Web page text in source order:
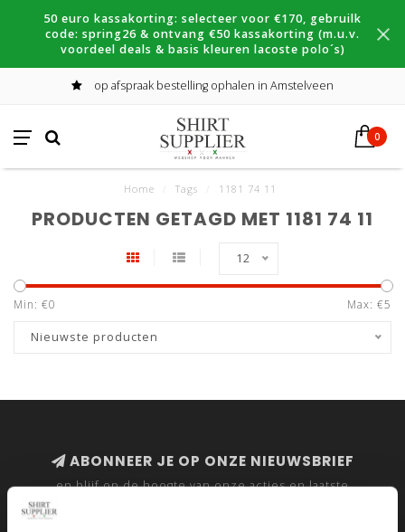
50 euro kassakorting: selecteer voor €170, gebruilk
code: spring26 & ontvang €50 kassakorting (m.u.v.
voordeel deals & basis kleuren lacoste polo´s)
op afspraak bestelling ophalen in Amstelveen
0
Home Tags 1181 74 11
PRODUCTEN GETAGD MET 1181 74 11
12
Min: €0 Max: €5
Nieuwste producten
ABONNEER JE OP ONZE NIEUWSBRIEF
en blijf op de hoogte van onze acties en laatste